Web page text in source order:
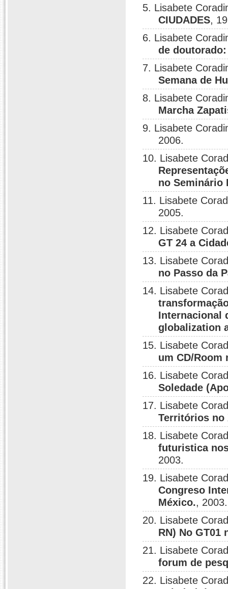
5. Lisabete
CIUDADES,
6. Lisabete
de
7. Lisabete
Semana de
8. Lisabete
Marcha
9. Lisabete
2006.
10. Lisabete
no Seminário
11. Lisabete
2005.
12. Lisabete
GT 24 a
13. Lisabete
no Passo da
14. Lisabete
Internacional
globalization
15. Lisabete
um CD/Room
16. Lisabete
Soledade
17. Lisabete
Territórios no
18. Lisabete
futuristica
2003.
19. Lisabete
Congreso
México., 2003.
20. Lisabete
RN) No GT01
21. Lisabete
forum de
22. Lisabete